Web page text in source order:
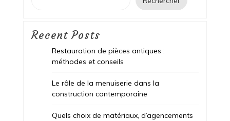
Recent Posts
Restauration de pièces antiques :
méthodes et conseils
Le rôle de la menuiserie dans la
construction contemporaine
Quels choix de matériaux, d’agencements